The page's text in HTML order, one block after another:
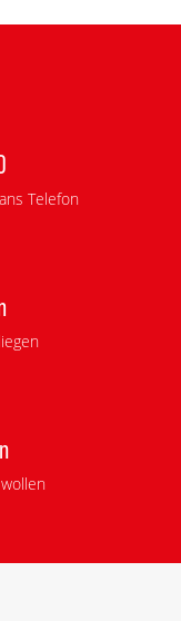
Telefon